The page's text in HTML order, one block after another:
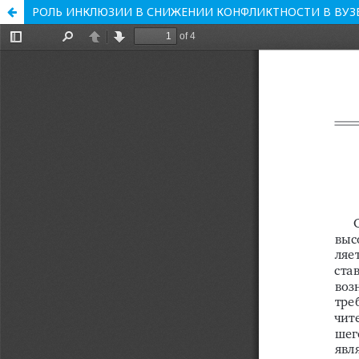
РОЛЬ ИНКЛЮЗИИ В СНИЖЕНИИ КОНФЛИКТНОСТИ В